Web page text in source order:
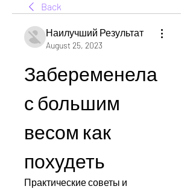
Back
Наилучший Результат
August 25, 2023
Забеременела
с большим
весом как
похудеть
Практические советы и